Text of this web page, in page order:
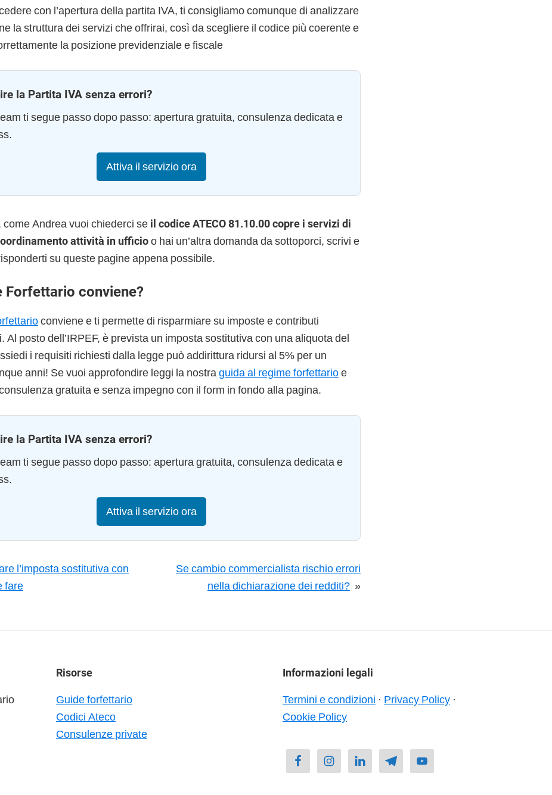
con l’apertura della partita IVA, ti consigliamo comunque di analizzare
la struttura dei servizi che offrirai, così da scegliere il codice più coerente e
la posizione previdenziale e fiscale
la Partita IVA senza errori?
ti segue passo dopo passo: apertura gratuita, consulenza dedicata e
Attiva il servizio ora
come Andrea vuoi chiederci se il codice ATECO 81.10.00 copre i servizi di
attività in ufficioo hai un’altra domanda da sottoporci, scrivi e
su queste pagine appena possibile.
Forfettario conviene?
conviene e ti permette di risparmiare su imposte e contributi
Al posto dell’IRPEF, è prevista un imposta sostitutiva con una aliquota del
i requisiti richiesti dalla legge può addirittura ridursi al 5% per un
anni! Se vuoi approfondire leggi la nostra guida al regime forfettarioe
gratuita e senza impegno con il form in fondo alla pagina.
la Partita IVA senza errori?
ti segue passo dopo passo: apertura gratuita, consulenza dedicata e
Attiva il servizio ora
l’imposta sostitutiva con
fare
Se cambio commercialista rischio errori
nella dichiarazione dei redditi? »
Risorse
Guide forfettario
Codici Ateco
Consulenze private
Informazioni legali
Termini e condizioni · Privacy Policy ·
Cookie Policy